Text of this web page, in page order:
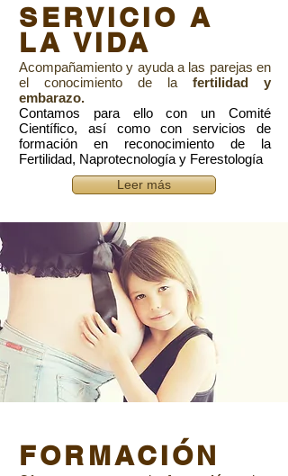
SERVICIO A
LA VIDA
Acompañamiento y ayuda a las parejas en
el conocimiento de la fertilidad y
embarazo.
Contamos para ello con un Comité
Científico, así como con servicios de
formación en reconocimiento de la
Fertilidad, Naprotecnología y Ferestología
Leer más
FORMACIÓN